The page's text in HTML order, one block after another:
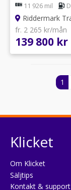
11 926 mil
Riddermark
fr. 2 265 kr/mån
139 800 kr
1
Klicket
Om Klicket
Säljtips
Kontakt & support